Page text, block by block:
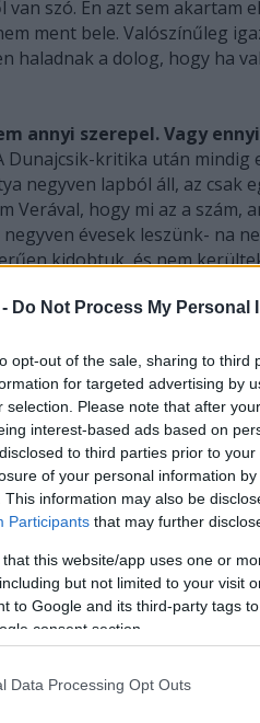
Do Not Process My Personal
opt-out of the sale, sharing to
for targeted advertising by
selection. Please note that after
interest-based ads based on
to third parties prior to
of your personal information
This information may also be
Participants that may further
that this website/app uses one or
but not limited to your visit
to Google and its third-party tags
consent section.
Data Processing Opt Outs
szó. Én azt sem akartam
ment bele. Valószínűleg
haladnak a dolog, hogy ha
annyi szerepel. Vagy
Dunajcsik-kritika után mindig
negyven lapból áll, az csak
Verával, hogy mi az a szám,
évesek leszünk- na
kidobtuk, és nem
vagy kártyavető típus, aki
a napját.
Én csak akkor vetek, ha
el kell gondolkodni. A
mert rögtön értette, hogy
amik többértelműek A tarot
nekem ez fontos volt. A
– és mivel alapvetően
nem csak nőknek.
definiálod magad, vagy
inkább?
és nem is
máshogy írni.. Amikről